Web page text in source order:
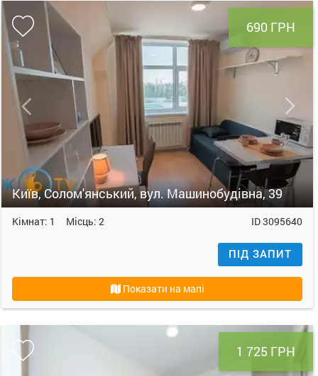
690 ГРН
Київ, Солом'янський, вул. Машинобудівна, 39
Кімнат: 1 Місць: 2 ID3095640
ПІД ЗАПИТ
Показати на мапі
1 725 ГРН